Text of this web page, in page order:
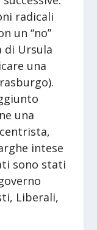
radicali
un “no”
di Ursula
una
una
intese
sono stati
Liberali,